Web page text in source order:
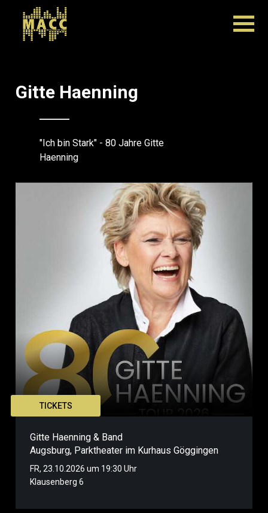
Gitte Haenning
"Ich bin Stark" - 80 Jahre Gitte
Haenning
TICKETS
Gitte Haenning & Band
Augsburg, Parktheater im Kurhaus Göggingen
FR, 23.10.2026 um 19:30 Uhr
Klausenberg 6